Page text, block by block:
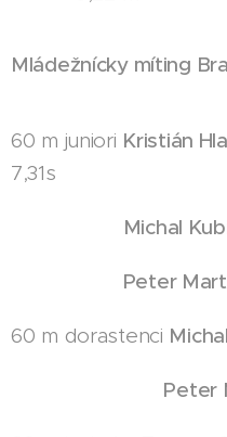
Mládežnícky míting
60 m juniori Kristián
7,31s
Michal
Peter
60 m dorastenci
Peter